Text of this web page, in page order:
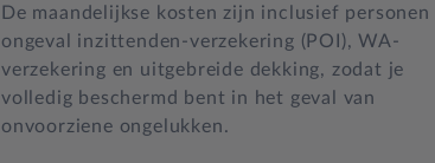
De maandelijkse kosten zijn inclusief personen
ongeval inzittenden-verzekering (POI), WA-
verzekering en uitgebreide dekking, zodat je
volledig beschermd bent in het geval van
onvoorziene ongelukken.